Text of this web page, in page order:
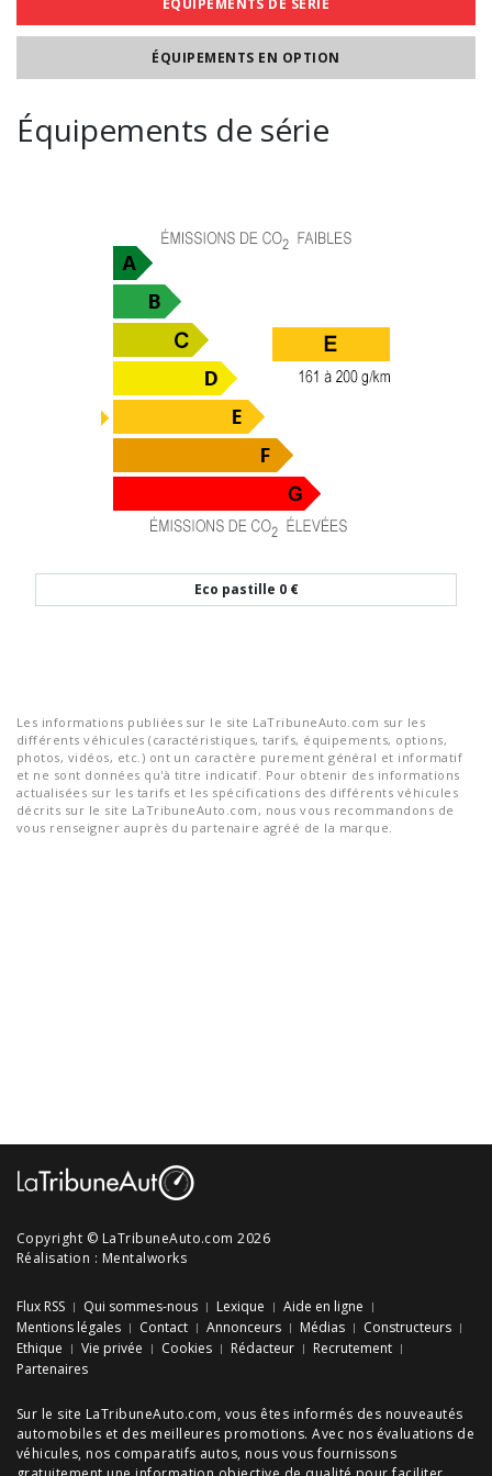
ÉQUIPEMENTS EN OPTION
Équipements de série
Eco pastille 0 €
Les informations publiées sur le site LaTribuneAuto.com sur les
différents véhicules (caractéristiques, tarifs, équipements, options,
photos, vidéos, etc.) ont un caractère purement général et informatif
et ne sont données qu'à titre indicatif. Pour obtenir des informations
actualisées sur les tarifs et les spécifications des différents véhicules
décrits sur le site LaTribuneAuto.com, nous vous recommandons de
vous renseigner auprès du partenaire agréé de la marque.
Copyright © LaTribuneAuto.com 2026
Réalisation : Mentalworks
Flux RSS Qui sommes-nous Lexique
Aide en ligne
Mentions légales
Contact Annonceurs Médias
Constructeurs
Ethique
Vie privée Cookies Rédacteur
Recrutement
Partenaires
Sur le site LaTribuneAuto.com, vous êtes informés des nouveautés
automobiles et des meilleures promotions. Avec nos évaluations de
véhicules, nos comparatifs autos, nous vous fournissons